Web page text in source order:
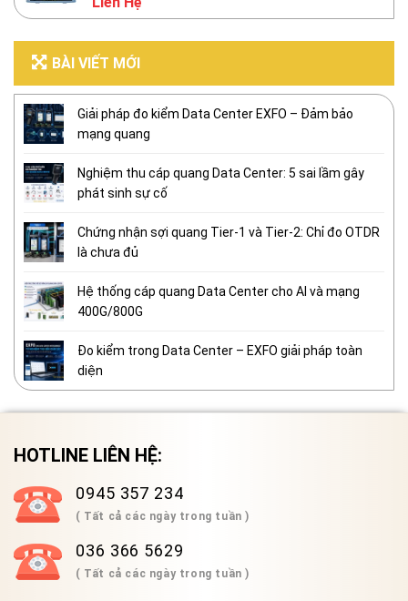
BÀI VIẾT MỚI
Giải pháp đo kiểm Data Center EXFO – Đảm bảo
mạng quang
Nghiệm thu cáp quang Data Center: 5 sai lầm gây
phát sinh sự cố
Chứng nhận sợi quang Tier-1 và Tier-2: Chỉ đo OTDR
là chưa đủ
Hệ thống cáp quang Data Center cho AI và mạng
400G/800G
Đo kiểm trong Data Center – EXFO giải pháp toàn
diện
HOTLINE LIÊN HỆ:
0945 357 234
( Tất cả các ngày trong tuần )
036 366 5629
( Tất cả các ngày trong tuần )